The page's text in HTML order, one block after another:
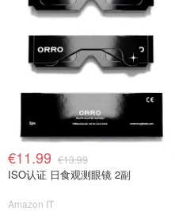
€11.99 €13.99
ISO认证 日食观测眼镜 2副
Amazon IT